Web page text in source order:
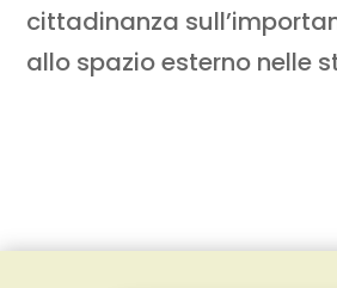
cittadinanza
allo spazio esterno nelle